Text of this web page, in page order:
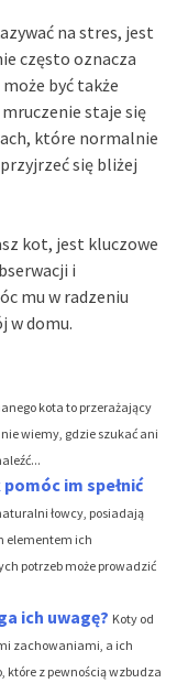
na stres, jest
często oznacza
być także
staje się
które normalnie
się bliżej
kot, jest kluczowe
i
mu w radzeniu
w domu.
kota to przerażający
wiemy, gdzie szukać ani
im spełnić
łowcy, posiadają
elementem ich
potrzeb może prowadzić
ich uwagę? Koty od
zachowaniami, a ich
z pewnością wzbudza